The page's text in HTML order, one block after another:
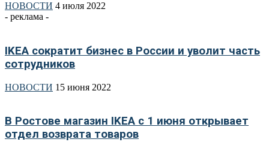
НОВОСТИ 4 июля 2022
- реклама -
IKEA сократит бизнес в России и уволит часть
сотрудников
НОВОСТИ 15 июня 2022
В Ростове магазин IKEA с 1 июня открывает
отдел возврата товаров